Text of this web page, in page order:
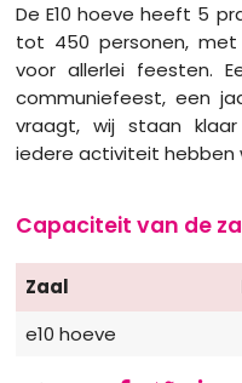
De E10 hoeve heeft 5
tot 450 personen,
voor allerlei feesten.
communiefeest, een
vraagt, wij staan
iedere activiteit hebben
Capaciteit van de
Zaal
e10 hoeve